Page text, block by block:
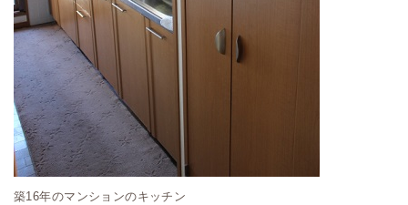
築16年のマンションのキッチン